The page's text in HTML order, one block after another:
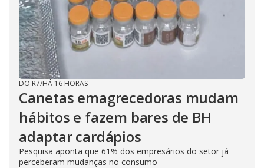
DO R7/HÁ 16 HORAS
Canetas emagrecedoras mudam
hábitos e fazem bares de BH
adaptar cardápios
Pesquisa aponta que 61% dos empresários do setor já
perceberam mudanças no consumo